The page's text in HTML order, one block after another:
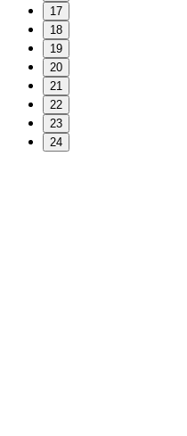
17
18
19
20
21
22
23
24